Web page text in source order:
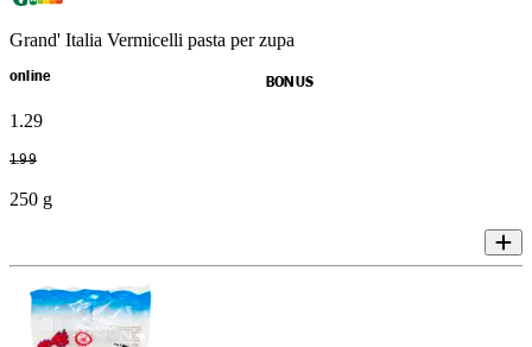
Grand' Italia Vermicelli pasta per zupa
online BONUS
1.29
1.99
250 g